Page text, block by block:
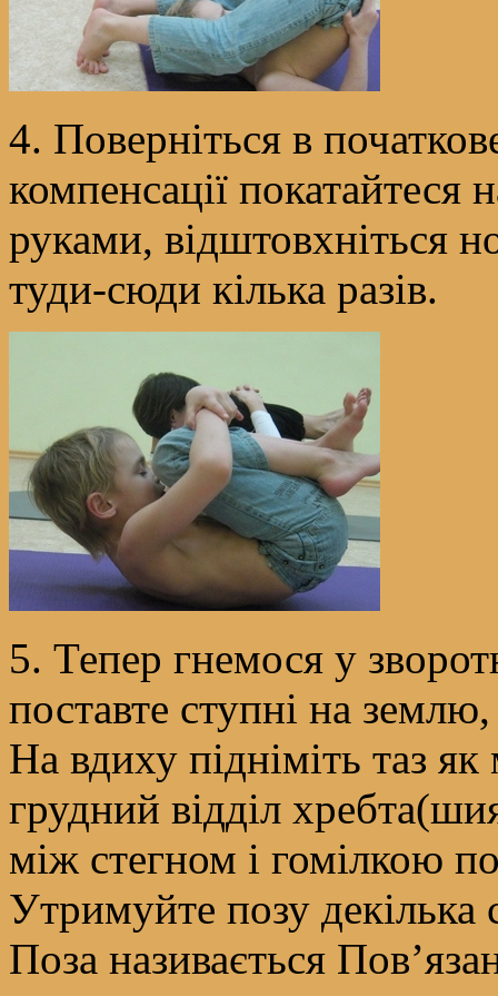
4. Поверніться в
компенсації покатайтеся
руками, відштовхніться
туди-сюди кілька разів.
5. Тепер гнемося у
поставте ступні на
На вдиху підніміть таз
грудний відділ
між стегном і гомілкою
Утримуйте позу
Поза називається